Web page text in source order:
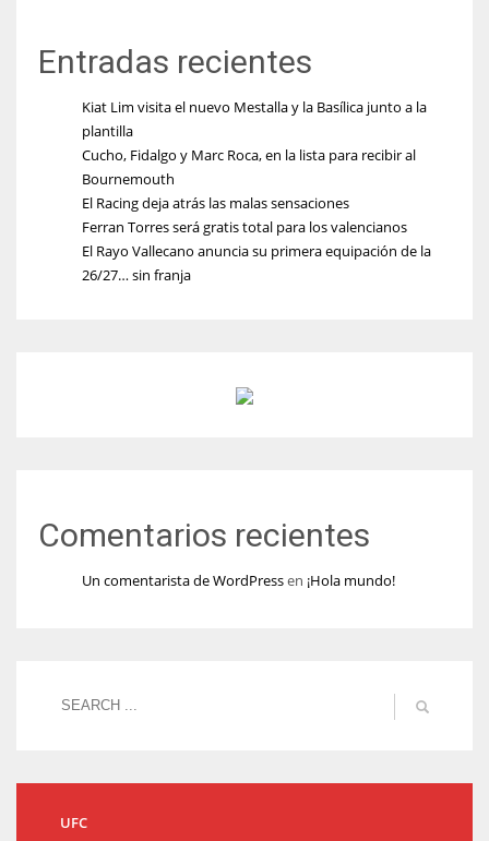
Entradas recientes
Kiat Lim visita el nuevo Mestalla y la Basílica junto a la
plantilla
Cucho, Fidalgo y Marc Roca, en la lista para recibir al
Bournemouth
El Racing deja atrás las malas sensaciones
Ferran Torres será gratis total para los valencianos
El Rayo Vallecano anuncia su primera equipación de la
26/27… sin franja
Comentarios recientes
Un comentarista de WordPressen ¡Hola mundo!
UFC